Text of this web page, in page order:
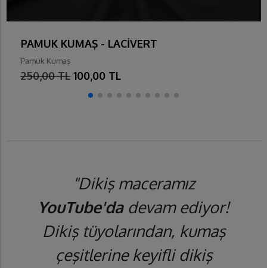
PAMUK KUMAŞ - LACİVERT
Pamuk Kumaş
250,00 TL 100,00 TL
"Dikiş maceramız
YouTube'dadevam ediyor!
Dikiş tüyolarından, kumaş
çeşitlerine keyifli dikiş